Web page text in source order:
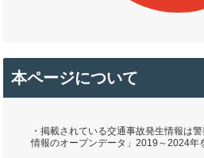
本ページについて
・掲載されている交通事故発生情報は
情報のオープンデータ」2019～2024年